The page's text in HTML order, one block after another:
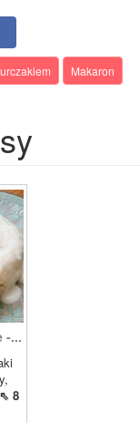
Makaron
-...
⇖ 8